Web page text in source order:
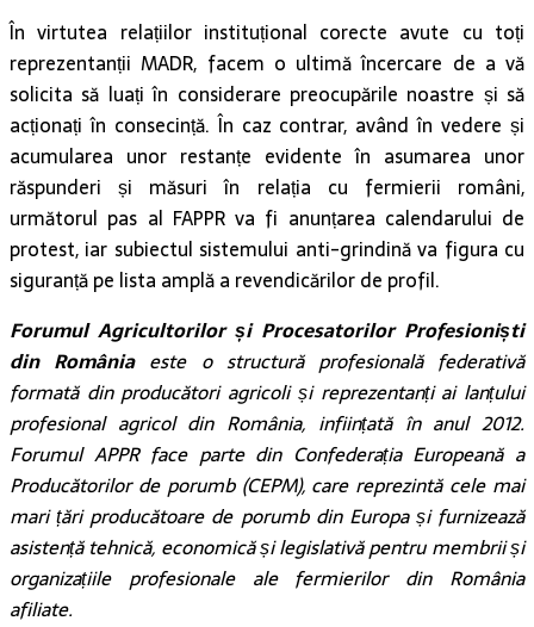
În virtutea relațiilor instituțional corecte avute cu toți
reprezentanții MADR, facem o ultimă încercare de a vă
solicita să luați în considerare preocupările noastre și să
acționați în consecință. În caz contrar, având în vedere și
acumularea unor restanțe evidente în asumarea unor
răspunderi și măsuri în relația cu fermierii români,
următorul pas al FAPPR va fi anunțarea calendarului de
protest, iar subiectul sistemului anti-grindină va figura cu
siguranță pe lista amplă a revendicărilor de profil.
Forumul Agricultorilor și Procesatorilor Profesioniști
din Româniaeste o structură profesională federativă
formată din producători agricoli și reprezentanți ai lanțului
profesional agricol din România, inființată în anul 2012.
Forumul APPR face parte din Confederația Europeană a
Producătorilor de porumb (CEPM), care reprezintă cele mai
mari țări producătoare de porumb din Europa și furnizează
asistență tehnică, economică și legislativă pentru membrii și
organizațiile profesionale ale fermierilor din România
afiliate.